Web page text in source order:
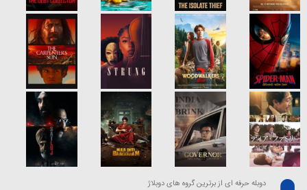
دوبله حرفه ای از برترین گروه های دوبلاژ